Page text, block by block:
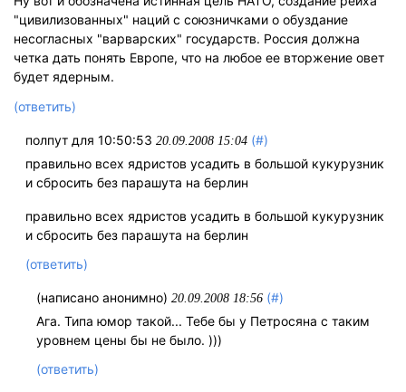
"цивилизованных" наций с союзничками о обуздание
несогласных "варварских" государств. Россия должна
четка дать понять Европе, что на любое ее вторжение овет
будет ядерным.
(ответить)
полпут для 10:50:53 20.09.2008 15:04 (#)
правильно всех ядристов усадить в большой кукурузник
и сбросить без парашута на берлин
правильно всех ядристов усадить в большой кукурузник
и сбросить без парашута на берлин
(ответить)
(написано анонимно) 20.09.2008 18:56 (#)
Ага. Типа юмор такой... Тебе бы у Петросяна с таким
уровнем цены бы не было. )))
(ответить)